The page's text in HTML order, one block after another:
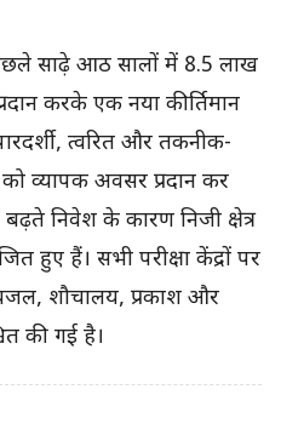
साढ़े आठ सालों में 8.5 लाख
करके एक नया कीर्तिमान
त्वरित और तकनीक-
व्यापक अवसर प्रदान कर
निवेश के कारण निजी क्षेत्र
हुए हैं। सभी परीक्षा केंद्रों पर
शौचालय, प्रकाश और
की गई है।